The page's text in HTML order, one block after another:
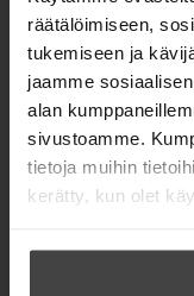
räätälöimiseen,
tukemiseen ja
jaamme
alan
sivustoamme.
tietoja muihin
kerätty, kun olet